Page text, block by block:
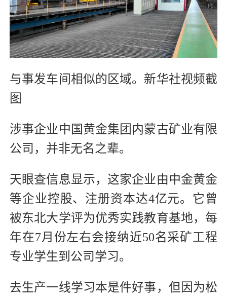
与事发车间相似的区域。新华社视频截
图
涉事企业中国黄金集团内蒙古矿业有限
公司，并非无名之辈。
天眼查信息显示，这家企业由中金黄金
等企业控股、注册资本达4亿元。它曾
被东北大学评为优秀实践教育基地，每
年在7月份左右会接纳近50名采矿工程
专业学生到公司学习。
去生产一线学习本是件好事，但因为松